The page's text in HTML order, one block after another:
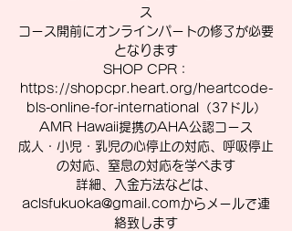
ス
コース開前にオンラインパートの修了が必要
となります
SHOP CPR：
https://shopcpr.heart.org/heartcode-
bls-online-for-international（37ドル）
AMR Hawaii提携のAHA公認コース
成人・小児・乳児の心停止の対応、呼吸停止
の対応、窒息の対応を学べます
詳細、入金方法などは、
aclsfukuoka@gmail.comからメールで連
絡致します